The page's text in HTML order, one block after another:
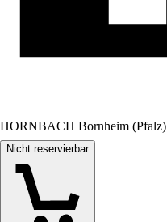
HORNBACH Bornheim (Pfalz)
Nicht reservierbar